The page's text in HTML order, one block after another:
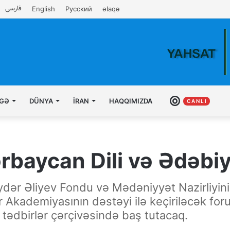
فارسی English Русский əlaqə
DÜNYA İRAN HAQQIMIZDA CANLI
C A N L I
Dili və
Əliyev Fondu və Mədəniyyət
Akademiyasının dəstəyi ilə keçiriləcək
çərçivəsində baş tutacaq.